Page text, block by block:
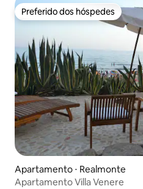
Preferido dos hóspedes
Preferido dos hóspedes
Apartamento ⋅ Realmonte
Apartamento Villa Venere